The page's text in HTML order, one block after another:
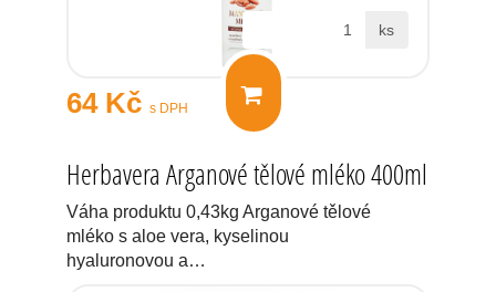
64 Kč s DPH
ks
Herbavera Arganové tělové mléko 400ml
Váha produktu 0,43kg Arganové tělové
mléko s aloe vera, kyselinou
hyaluronovou a…